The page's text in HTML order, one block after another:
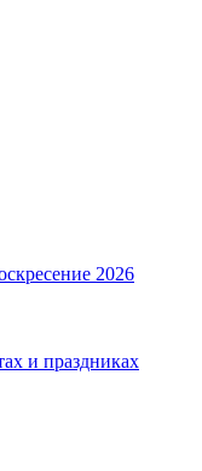
2026
и праздниках